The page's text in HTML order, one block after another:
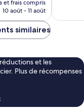
prix
de
et frais compris
10 août - 11 août
similaires
et les
Plus de récompenses